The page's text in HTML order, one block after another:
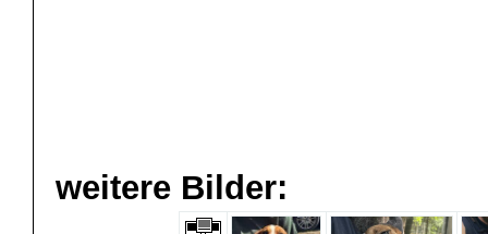
weitere Bilder: